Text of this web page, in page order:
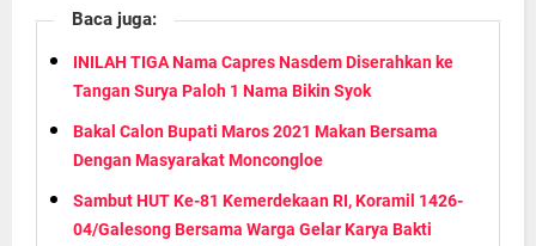
Baca juga:
INILAH TIGA Nama Capres Nasdem Diserahkan ke
Tangan Surya Paloh 1 Nama Bikin Syok
Bakal Calon Bupati Maros 2021 Makan Bersama
Dengan Masyarakat Moncongloe
Sambut HUT Ke-81 Kemerdekaan RI, Koramil 1426-
04/Galesong Bersama Warga Gelar Karya Bakti